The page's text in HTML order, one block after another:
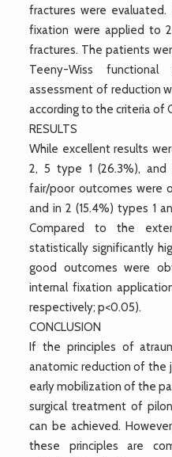
fractures were
fixation were applied to
fractures. The patients
Teeny-Wiss
assessment of reduction
according to the criteria of
RESULTS
While excellent results
2, 5 type 1 (26.3%),
fair/poor outcomes were
and in 2 (15.4%) types 1
Compared to the
statistically significantly
good outcomes were
internal fixation
respectively; p<0.05).
CONCLUSION
If the principles of
anatomic reduction of the
early mobilization of the
surgical treatment of
can be achieved.
these principles are